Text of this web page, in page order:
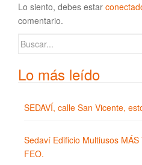
Lo siento, debes estar
comentario.
Buscar:
Lo más leído
SEDAVÍ, calle San Vicente,
Sedaví Edificio Multiusos
FEO.